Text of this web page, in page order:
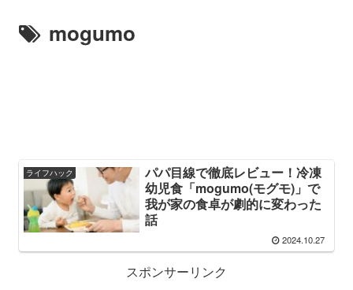
mogumo
ライフハック
パパ目線で徹底レビュー！冷凍
幼児食「mogumo(モグモ)」で
我が家の食卓が劇的に変わった
話
2024.10.27
スポンサーリンク